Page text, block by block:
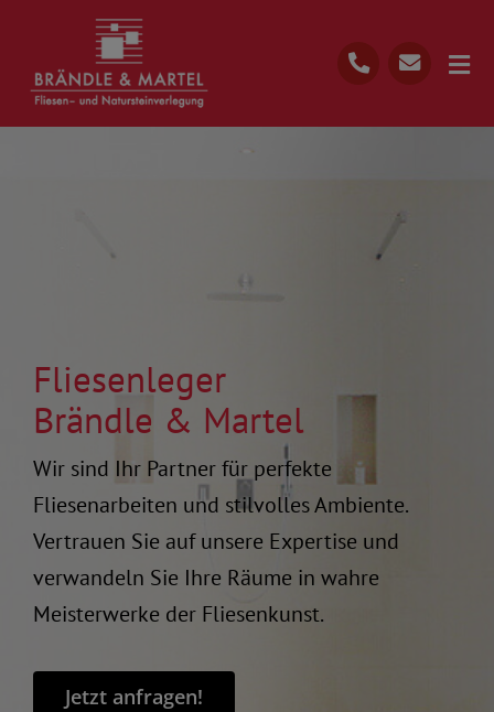
content
Start
07022 990 1163
Kostenlose Beratung
Fliesenleger
Brändle & Martel
Wir sind Ihr Partner für perfekte
Fliesenarbeiten und stilvolles Ambiente.
Vertrauen Sie auf unsere Expertise und
verwandeln Sie Ihre Räume in wahre
Meisterwerke der Fliesenkunst.
Jetzt anfragen!